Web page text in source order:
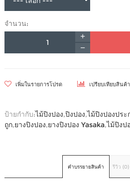
จำนวน:
เพิ่มในรายการโปรด เปรียบเทียบสินค้า
ป้ายกำกับ:ไม้ปิงปอง,ปิงปอง,ไม้ปิงปองประ
ถูก,ยางปิงปอง,ยางปิงปอง Yasaka,ไม้ปิงป
คำบรรยายสินค้า รีวิว (0)